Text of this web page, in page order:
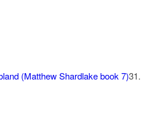
(Matthew Shardlake book 7)31.